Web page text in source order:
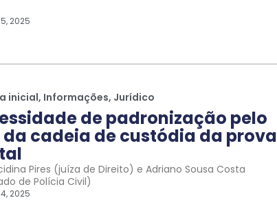
2025
inicial, Informações, Jurídico
de padronização pelo
da cadeia de custódia da prova
Pires (juíza de Direito) e Adriano Sousa Costa
de Polícia Civil)
2025